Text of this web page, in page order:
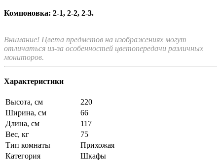
Компоновка: 2-1, 2-2, 2-3.
Внимание! Цвета предметов на изображениях могут
отличаться из-за особенностей цветопередачи различных
мониторов.
Характеристики
Высота, см
220
Ширина, см
66
Длина, см
117
Вес, кг
75
Тип комнаты
Прихожая
Категория
Шкафы